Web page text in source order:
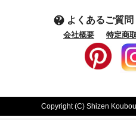
よくあるご質問
会社概要 特定商
Copyright (C) Shizen